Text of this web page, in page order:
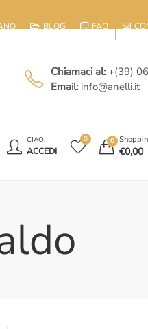
BLOG FAQ
Chiamaci al: +(39)
Email: info@anelli.it
CIAO,
ACCEDI
0 0
€0,00